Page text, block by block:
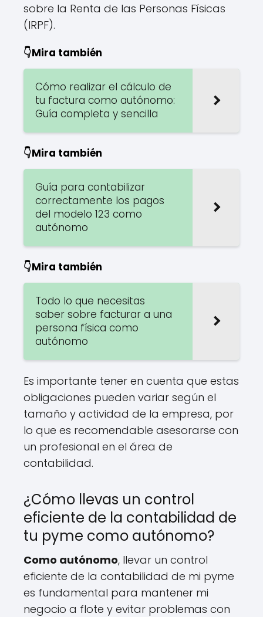
sobre la Renta de las Personas Físicas
(IRPF).
👇Mira también
Cómo realizar el cálculo de
tu factura como autónomo:
Guía completa y sencilla
👇Mira también
Guía para contabilizar
correctamente los pagos
del modelo 123 como
autónomo
👇Mira también
Todo lo que necesitas
saber sobre facturar a una
persona física como
autónomo
Es importante tener en cuenta que estas
obligaciones pueden variar según el
tamaño y actividad de la empresa, por
lo que es recomendable asesorarse con
un profesional en el área de
contabilidad.
¿Cómo llevas un control
eficiente de la contabilidad de
tu pyme como autónomo?
Como autónomo, llevar un control
eficiente de la contabilidad de mi pyme
es fundamental para mantener mi
negocio a flote y evitar problemas con